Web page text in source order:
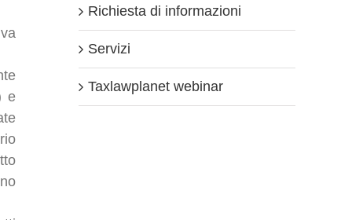
e
Richiesta di informazioni
Servizi
Taxlawplanet webinar